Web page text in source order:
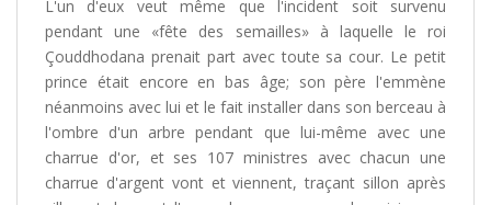
L'un d'eux veut même que l'incident soit survenu
pendant une «fête des semailles» à laquelle le roi
Çouddhodana prenait part avec toute sa cour. Le petit
prince était encore en bas âge; son père l'emmène
néanmoins avec lui et le fait installer dans son berceau à
l'ombre d'un arbre pendant que lui-même avec une
charrue d'or, et ses 107 ministres avec chacun une
charrue d'argent vont et viennent, traçant sillon après